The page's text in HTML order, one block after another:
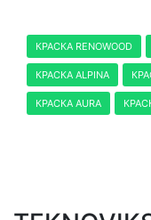
КРАСКА RENOWOOD
КРАСКА ALPINA
КРАСКА AURA